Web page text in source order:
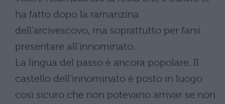
ha fatto dopo la ramanzina
dell’arcivescovo, ma soprattutto per farsi
presentare all’innominato.
La lingua del passo è ancora popolare. Il
castello dell’innominato è posto in luogo
così sicuro che non potevano arrivar se non